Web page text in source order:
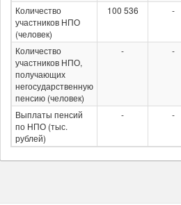
Количество
участников НПО
(человек)
100 536 -
Количество
участников НПО,
получающих
негосударственную
пенсию (человек)
- -
Выплаты пенсий
по НПО (тыс.
рублей)
- -